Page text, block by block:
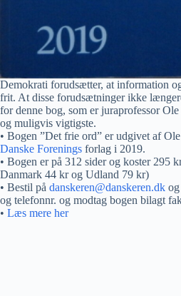
Demokrati forudsætter, at information
frit. At disse forudsætninger ikke
for denne bog, som er juraprofessor Ole
og muligvis vigtigste.
• Bogen ”Det frie ord” er udgivet af
Danske Forenings forlag i 2019.
• Bogen er på 312 sider og koster 295
Danmark 44 kr og Udland 79 kr)
• Bestil på danskeren@danskeren.dk
og telefonnr. og modtag bogen bilagt
• Læs mere her